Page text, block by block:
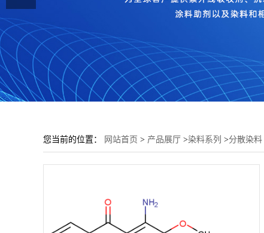
您当前的位置： 网站首页 > 产品展厅 >染料系列 >分散染料